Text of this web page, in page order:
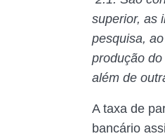
superior, as
pesquisa,
produção
além de
A taxa de
bancário